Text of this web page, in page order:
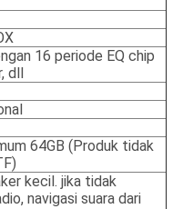
16 periode EQ chip
64GB (Produk tidak
kecil. jika tidak
navigasi suara dari